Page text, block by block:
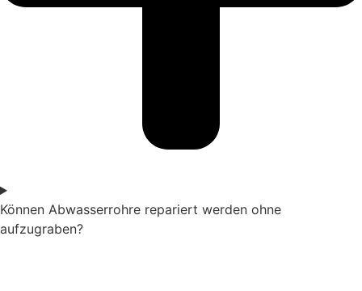
Können Abwasserrohre repariert werden ohne
aufzugraben?